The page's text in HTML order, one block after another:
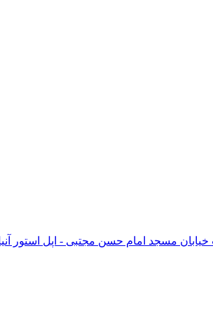
خیابان مسجد امام حسن مجتبی - اپل استور